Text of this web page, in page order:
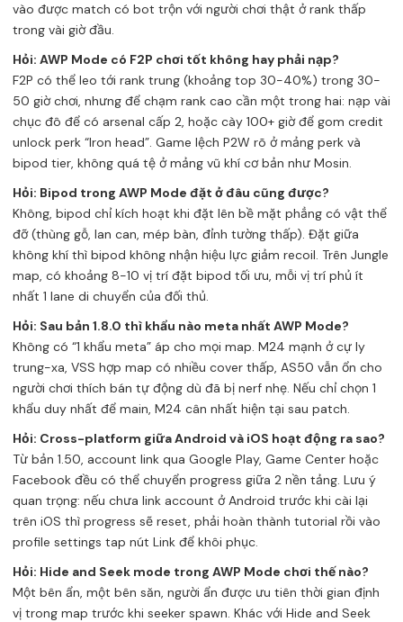
vào được match có bot trộn với người chơi thật ở rank thấp
trong vài giờ đầu.
Hỏi: AWP Mode có F2P chơi tốt không hay phải nạp?
F2P có thể leo tới rank trung (khoảng top 30-40%) trong 30-
50 giờ chơi, nhưng để chạm rank cao cần một trong hai: nạp vài
chục đô để có arsenal cấp 2, hoặc cày 100+ giờ để gom credit
unlock perk “Iron head”. Game lệch P2W rõ ở mảng perk và
bipod tier, không quá tệ ở mảng vũ khí cơ bản như Mosin.
Hỏi: Bipod trong AWP Mode đặt ở đâu cũng được?
Không, bipod chỉ kích hoạt khi đặt lên bề mặt phẳng có vật thể
đỡ (thùng gỗ, lan can, mép bàn, đỉnh tường thấp). Đặt giữa
không khí thì bipod không nhận hiệu lực giảm recoil. Trên Jungle
map, có khoảng 8-10 vị trí đặt bipod tối ưu, mỗi vị trí phủ ít
nhất 1 lane di chuyển của đối thủ.
Hỏi: Sau bản 1.8.0 thì khẩu nào meta nhất AWP Mode?
Không có “1 khẩu meta” áp cho mọi map. M24 mạnh ở cự ly
trung-xa, VSS hợp map có nhiều cover thấp, AS50 vẫn ổn cho
người chơi thích bán tự động dù đã bị nerf nhẹ. Nếu chỉ chọn 1
khẩu duy nhất để main, M24 cân nhất hiện tại sau patch.
Hỏi: Cross-platform giữa Android và iOS hoạt động ra sao?
Từ bản 1.50, account link qua Google Play, Game Center hoặc
Facebook đều có thể chuyển progress giữa 2 nền tảng. Lưu ý
quan trọng: nếu chưa link account ở Android trước khi cài lại
trên iOS thì progress sẽ reset, phải hoàn thành tutorial rồi vào
profile settings tap nút Link để khôi phục.
Hỏi: Hide and Seek mode trong AWP Mode chơi thế nào?
Một bên ẩn, một bên săn, người ẩn được ưu tiên thời gian định
vị trong map trước khi seeker spawn. Khác với Hide and Seek